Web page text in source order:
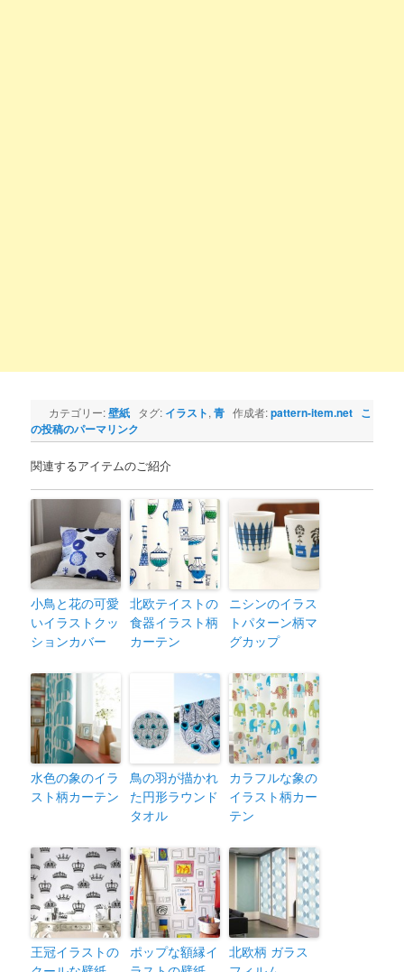
カテゴリー:壁紙 タグ: イラスト,青 作成者:pattern-item.net こ
の投稿のパーマリンク
関連するアイテムのご紹介
小鳥と花の可愛
いイラストクッ
ションカバー
北欧テイストの
食器イラスト柄
カーテン
ニシンのイラス
トパターン柄マ
グカップ
水色の象のイラ
スト柄カーテン
鳥の羽が描かれ
た円形ラウンド
タオル
カラフルな象の
イラスト柄カー
テン
王冠イラストの
ポップな額縁イ
北欧柄 ガラス